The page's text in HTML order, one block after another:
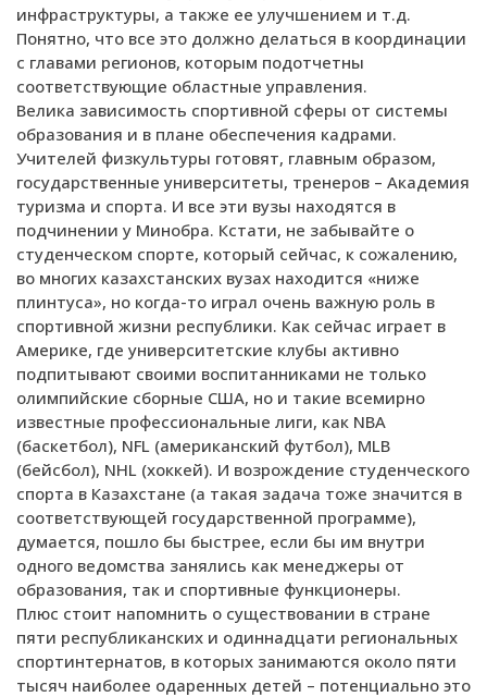
инфраструктуры, а также ее улучшением и т.д.
Понятно, что все это должно делаться в координации
с главами регионов, которым подотчетны
соответствующие областные управления.
Велика зависимость спортивной сферы от системы
образования и в плане обеспечения кадрами.
Учителей физкультуры готовят, главным образом,
государственные университеты, тренеров – Академия
туризма и спорта. И все эти вузы находятся в
подчинении у Минобра. Кстати, не забывайте о
студенческом спорте, который сейчас, к сожалению,
во многих казахстанских вузах находится «ниже
плинтуса», но когда-то играл очень важную роль в
спортивной жизни республики. Как сейчас играет в
Америке, где университетские клубы активно
подпитывают своими воспитанниками не только
олимпийские сборные США, но и такие всемирно
известные профессиональные лиги, как NBA
(баскетбол), NFL (американский футбол), MLB
(бейсбол), NHL (хоккей). И возрождение студенческого
спорта в Казахстане (а такая задача тоже значится в
соответствующей государственной программе),
думается, пошло бы быстрее, если бы им внутри
одного ведомства занялись как менеджеры от
образования, так и спортивные функционеры.
Плюс стоит напомнить о существовании в стране
пяти республиканских и одиннадцати региональных
спортинтернатов, в которых занимаются около пяти
тысяч наиболее одаренных детей – потенциально это